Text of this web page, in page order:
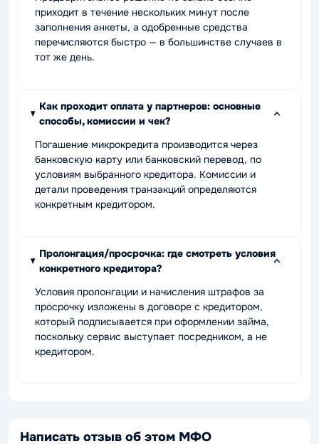
приходит в течение нескольких минут после
заполнения анкеты, а одобренные средства
перечисляются быстро — в большинстве случаев в
тот же день.
Как проходит оплата у партнеров: основные
способы, комиссии и чек?
Погашение микрокредита производится через
банковскую карту или банковский перевод, по
условиям выбранного кредитора. Комиссии и
детали проведения транзакций определяются
конкретным кредитором.
Пролонгация/просрочка: где смотреть условия
конкретного кредитора?
Условия пролонгации и начисления штрафов за
просрочку изложены в договоре с кредитором,
который подписывается при оформлении займа,
поскольку сервис выступает посредником, а не
кредитором.
Написать отзыв об этом МФО